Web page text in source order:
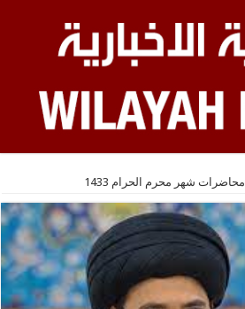
محاضرات شهر محرم الحرام 1433